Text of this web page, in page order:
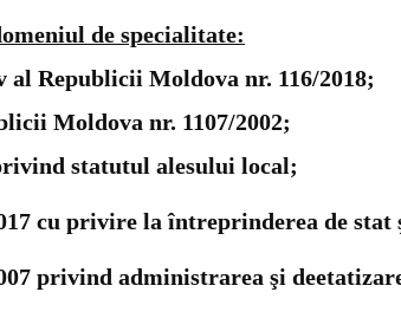
de specialitate:
Republicii Moldova nr. 116/2018;
Moldova nr. 1107/2002;
statutul alesului local;
cu privire la întreprinderea de stat
privind administrarea şi